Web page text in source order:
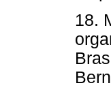
18.